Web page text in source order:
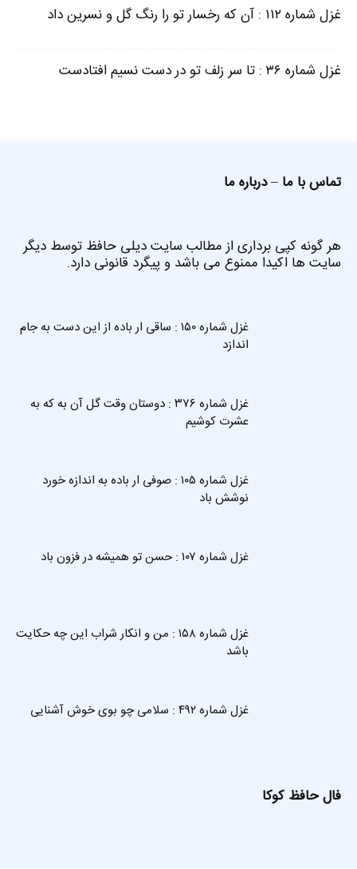
غزل شماره ۱۱۲ : آن که رخسار تو را رنگ گل و نسرین داد
غزل شماره ۳۶ : تا سر زلف تو در دست نسیم افتادست
تماس با ما –درباره ما
هر گونه کپی برداری از مطالب سایت دیلی حافظ توسط دیگر
سایت ها اکیدا ممنوع می باشد و پیگرد قانونی دارد.
غزل شماره ۱۵۰ : ساقی ار باده از این دست به جام
اندازد
غزل شماره ۳۷۶ : دوستان وقت گل آن به که به
عشرت کوشیم
غزل شماره ۱۰۵ : صوفی ار باده به اندازه خورد
نوشش باد
غزل شماره ۱۰۷ : حسن تو همیشه در فزون باد
غزل شماره ۱۵۸ : من و انکار شراب این چه حکایت
باشد
غزل شماره ۴۹۲ : سلامی چو بوی خوش آشنایی
فال حافظ کوکا